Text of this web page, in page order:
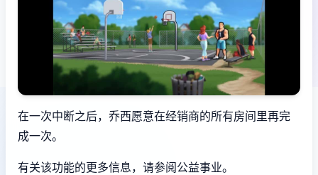
在一次中断之后，乔西愿意在经销商的所有房间里再完
成一次。
有关该功能的更多信息，请参阅公益事业。